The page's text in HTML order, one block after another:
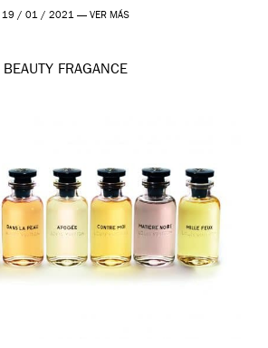
[…]
19 / 01 / 2021 — VER MÁS
BEAUTY FRAGANCE